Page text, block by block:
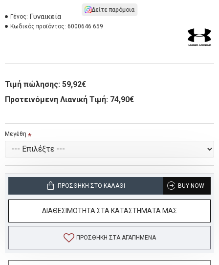
Δείτε παρόμοια
Γένος: Γυναικεία
Κωδικός προϊόντος: 6000646 659
Τιμή πώλησης: 59,92€
Προτεινόμενη Λιανική Τιμή: 74,90€
Μεγέθη
ΠΡΟΣΘΉΚΗ ΣΤΟ ΚΑΛΆΘΙ BUY NOW
ΔΙΑΘΕΣΙΜΟΤΗΤΑ ΣΤΑ ΚΑΤΑΣΤΗΜΑΤΑ ΜΑΣ
ΠΡΟΣΘΉΚΗ ΣΤΑ ΑΓΑΠΗΜΈΝΑ